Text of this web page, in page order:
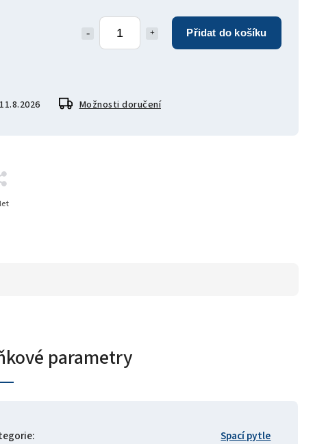
Přidat do košíku
11.8.2026 Možnosti doručení
parametry
: Spací pytle